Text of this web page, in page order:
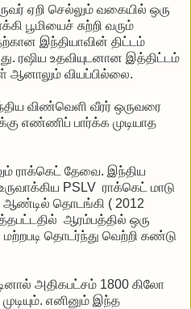
ஏறி செல்லும் வகையில் ஒரு
பூமியைச் சுற்றி வரும்
இந்தியாவின் திட்டம்
ரஷிய உதவியுடனான இத்திட்டம்
ஆனாலும் வியப்பில்லை.
விண்வெளி வீரர் ஒருவரை
எண்ணிப் பார்க்க முடியாத
ராக்கெட் தேவை. இந்திய
PSLV ராக்கெட் மாடு
ஆண்டில் தொடங்கி ( 2012
ஆரம்பத்தில் ஒரு
தொடர்ந்து வெற்றி கண்டு
அதிகபட்சம் 1800 கிலோ
எனினும் இந்த